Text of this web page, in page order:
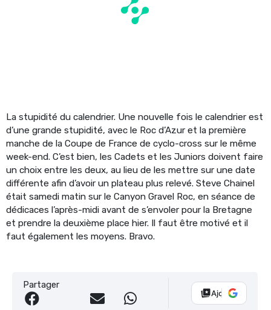
La stupidité du calendrier. Une nouvelle fois le calendrier est
d’une grande stupidité, avec le Roc d’Azur et la première
manche de la Coupe de France de cyclo-cross sur le même
week-end. C’est bien, les Cadets et les Juniors doivent faire
un choix entre les deux, au lieu de les mettre sur une date
différente afin d’avoir un plateau plus relevé. Steve Chainel
était samedi matin sur le Canyon Gravel Roc, en séance de
dédicaces l’après-midi avant de s’envoler pour la Bretagne
et prendre la deuxième place hier. Il faut être motivé et il
faut également les moyens. Bravo.
Partager
Ajouter Vélo